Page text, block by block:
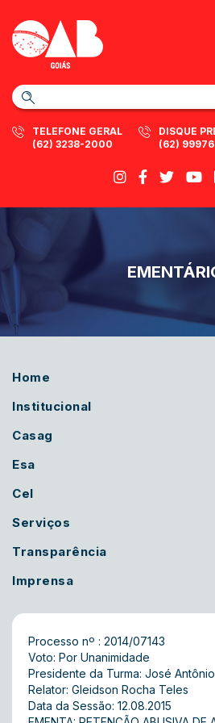
TELEFONE GERAL
(62) 3238-2000
DISQUE
(62)
Home
Institucional
Casag
Esa
Cel
Serviços
Transparência
Imprensa
Processo nº : 2014/07143
Voto: Por Unanimidade
Presidente da Turma: José
Relator: Gleidson Rocha Teles
Data da Sessão: 12.08.2015